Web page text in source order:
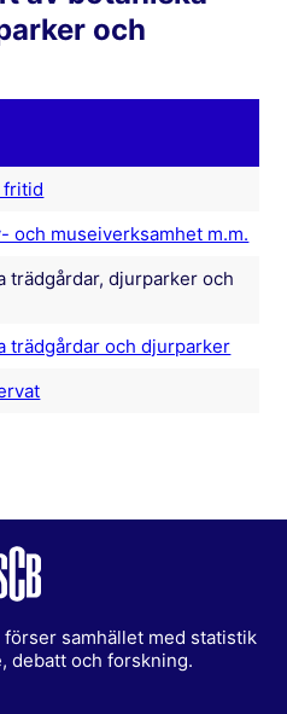
och
fritid
och museiverksamhet m.m.
trädgårdar, djurparker och
trädgårdar och djurparker
samhället med statistik
debatt och forskning.